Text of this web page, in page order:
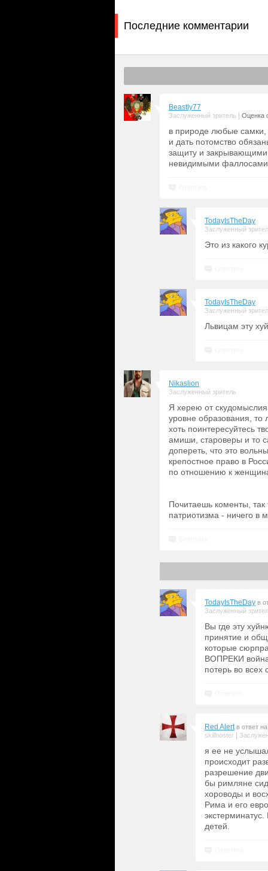
Последние комментарии
Beastly77
Заслуженный зритель Оценка
в природе любые самки,
и дать потомство
защиту и закрывающими
невидимыми
TodayIsTheDay
Заслуженный
Это из какого
TodayIsTheDay
Заслуженный
Львицам эту
Nikaslion
Заслуженный зритель
Я херею от
уровне образования, то
хоть поинтересуйтесь
амиши, староверы и то
допереть, что это
крепостное право в
по отношению к
Почитаешь коменты, так
патриотизма - ничего в
TodayIsTheDay в
Заслуженный
Вы где эту
принятие и
которые
ВОПРЕКИ
потерь во всех
Red Alert в ответ на
skillhoster
я ее не
происходит
разрешение
бы римляне
хороводы и
Рима и его
детей.